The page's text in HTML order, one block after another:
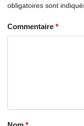
obligatoires sont
Commentaire *